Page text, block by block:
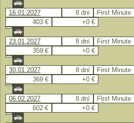
16.01.2027 8 dní
First Minute
403 €
+0 €
23.01.2027 8 dní
First Minute
359 €
+0 €
30.01.2027 8 dní
First Minute
369 €
+0 €
06.02.2027 8 dní
First Minute
602 €
+0 €